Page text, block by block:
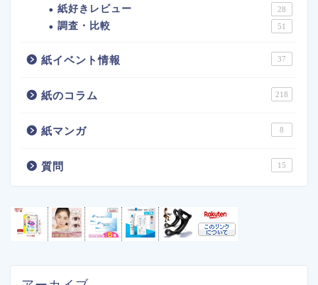
紙好きレビュー 28
調査・比較 51
紙イベント情報 37
紙のコラム 218
紙マンガ 8
質問 15